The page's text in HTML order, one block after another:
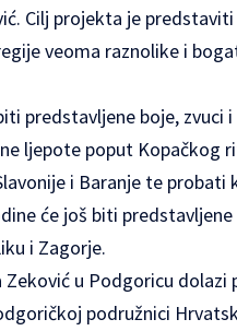
Cilj projekta je
veoma raznolike i
predstavljene boje, zvuci
ljepote poput Kopačkog
i Baranje te
će još biti
i Zagorje.
Zeković u Podgoricu
podružnici